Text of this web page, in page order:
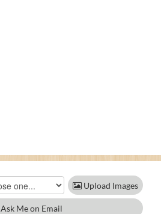
Upload Images
Ask Me on Email